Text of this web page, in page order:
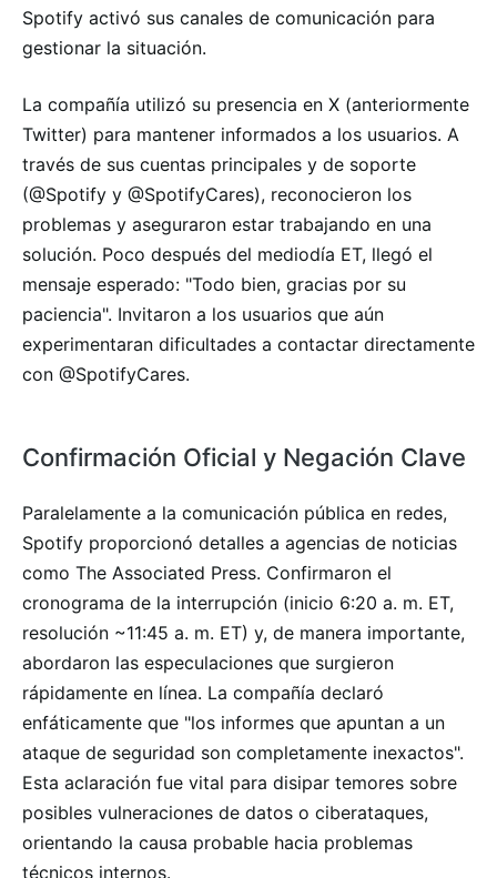
Spotify activó sus canales de comunicación para
gestionar la situación.
La compañía utilizó su presencia en X (anteriormente
Twitter) para mantener informados a los usuarios. A
través de sus cuentas principales y de soporte
(@Spotify y @SpotifyCares), reconocieron los
problemas y aseguraron estar trabajando en una
solución. Poco después del mediodía ET, llegó el
mensaje esperado: "Todo bien, gracias por su
paciencia". Invitaron a los usuarios que aún
experimentaran dificultades a contactar directamente
con @SpotifyCares.
Confirmación Oficial y Negación Clave
Paralelamente a la comunicación pública en redes,
Spotify proporcionó detalles a agencias de noticias
como The Associated Press. Confirmaron el
cronograma de la interrupción (inicio 6:20 a. m. ET,
resolución ~11:45 a. m. ET) y, de manera importante,
abordaron las especulaciones que surgieron
rápidamente en línea. La compañía declaró
enfáticamente que "los informes que apuntan a un
ataque de seguridad son completamente inexactos".
Esta aclaración fue vital para disipar temores sobre
posibles vulneraciones de datos o ciberataques,
orientando la causa probable hacia problemas
técnicos internos.